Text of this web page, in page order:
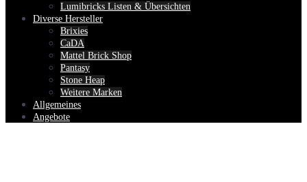
Lumibricks Listen & Übersichten
Diverse Hersteller
Brixies
CaDA
Mattel Brick Shop
Pantasy
Stone Heap
Weitere Marken
Allgemeines
Angebote